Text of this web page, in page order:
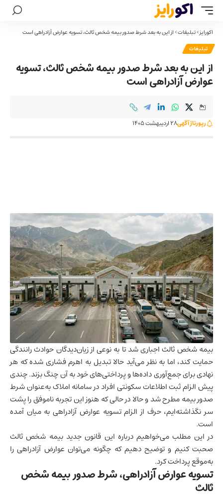
اکورایز>تبلیغات>از این به بعد شرط صدور بیمه شخص ثالث، تسویه عوارض آزادراهی است
تبلیغات
از این به بعد شرط صدور بیمه شخص ثالث، تسویه
عوارض آزادراهی است
رپورتاژ آگهی28 اردیبهشت 1405
بیمه شخص ثالث اجباری شد تا به نوعی از زیان‌دیدگان حوادث رانندگی
حمایت کند، اما به نظر می‌آید حالا تبدیل به اهرم فشاری شده که هر
نهادی برای جمع‌آوری داده‌ها و پرداختی‌های خود به آن چنگ بزند. چندی
پیش الزام ثبت اطلاعات سکونتی افراد در سامانه املاک به‌عنوان شرط
صدور بیمه مطرح شد و حالا در حالی که هنوز این تجربه ناموفق را پشت
سر نگذاشته‌ایم، حرف از الزام تسویه عوارض آزادراهی به میان آمده
است.
در این مطلب می‌خواهیم درباره این قانون جدید بیمه شخص ثالث
صحبت کنیم و توضیح دهیم که چگونه می‌توان عوارض آزادراهی را
به‌موقع پرداخت کرد.
تسویه عوارض آزادراهی، شرط صدور بیمه شخص
ثالث